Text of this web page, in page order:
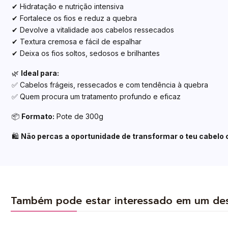
✔ Hidratação e nutrição intensiva
✔ Fortalece os fios e reduz a quebra
✔ Devolve a vitalidade aos cabelos ressecados
✔ Textura cremosa e fácil de espalhar
✔ Deixa os fios soltos, sedosos e brilhantes
🌿 Ideal para:
✅ Cabelos frágeis, ressecados e com tendência à quebra
✅ Quem procura um tratamento profundo e eficaz
📦 Formato: Pote de 300g
🛍️ Não percas a oportunidade de transformar o teu
Também pode estar interessado em um